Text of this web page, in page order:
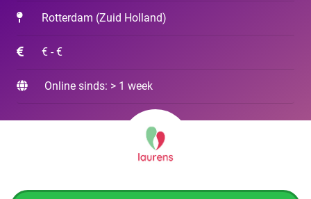
Rotterdam (Zuid Holland)
€ - €
Online sinds: > 1 week